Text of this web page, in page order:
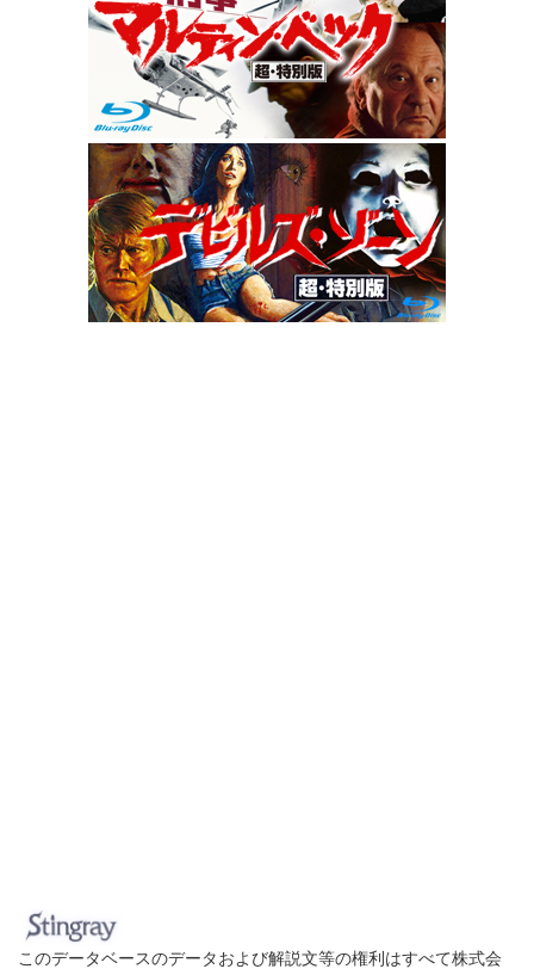
このデータベースのデータおよび解説文等の権利はすべて株式会